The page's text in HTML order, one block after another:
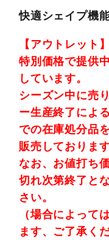
快適シェイプ機
【アウトレット】
特別価格で提供
しています。
シーズン中に売
ー生産終了によ
での在庫処分品
販売しております
なお、お値打ち
切れ次第終了と
さい。
（場合によって
ます、ご了承く